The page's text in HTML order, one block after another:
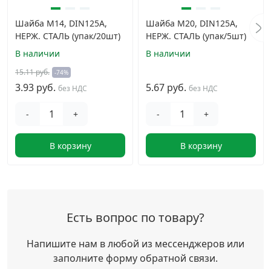
Шайба М14, DIN125A,
НЕРЖ. СТАЛЬ (упак/20шт)
В наличии
15.11 руб. -74%
3.93 руб. без НДС
- +
В корзину
Шайба М20, DIN125A,
НЕРЖ. СТАЛЬ (упак/5шт)
В наличии
5.67 руб. без НДС
- +
В корзину
Есть вопрос по товару?
Напишите нам в любой из мессенджеров или
заполните форму обратной связи.